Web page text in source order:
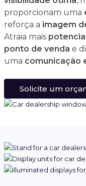
proporcionam uma
reforça a imagem
Atraia mais
ponto de venda e
uma comunicação
Solicite um